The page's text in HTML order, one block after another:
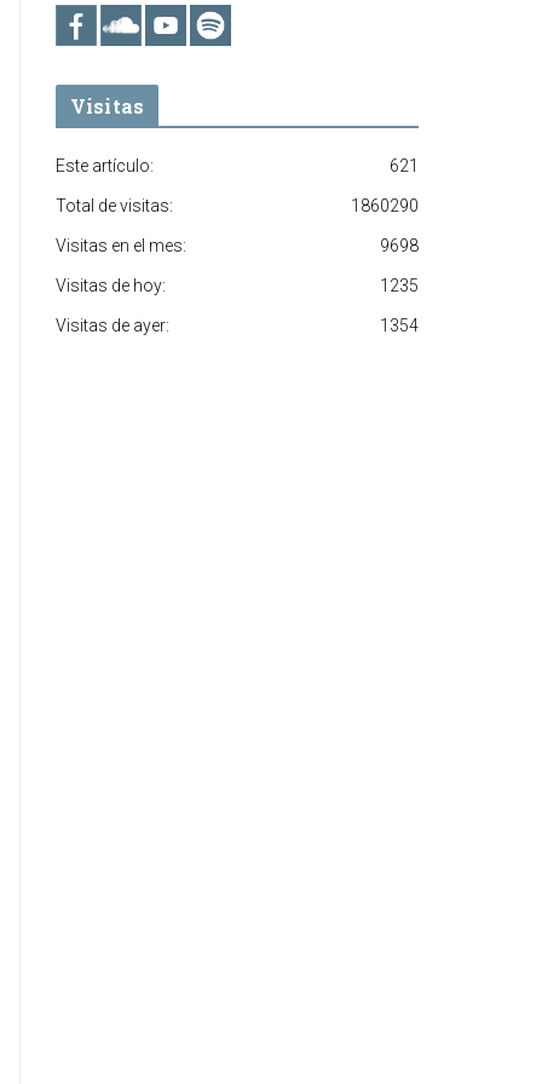
Visitas
621
Este artículo:
1860290
Total de visitas:
9698
Visitas en el mes:
1235
Visitas de hoy:
1354
Visitas de ayer: